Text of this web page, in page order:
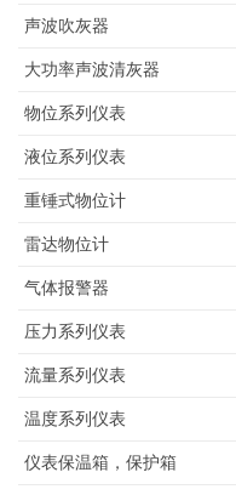
声波吹灰器
大功率声波清灰器
物位系列仪表
液位系列仪表
重锤式物位计
雷达物位计
气体报警器
压力系列仪表
流量系列仪表
温度系列仪表
仪表保温箱，保护箱